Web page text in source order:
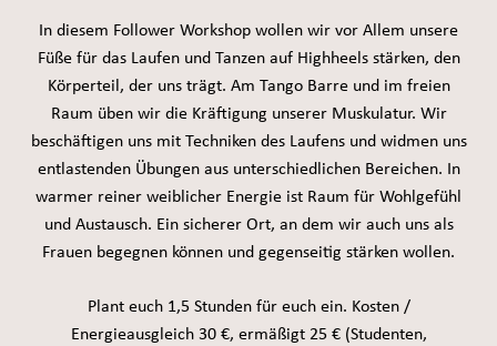
In diesem Follower Workshop wollen wir vor Allem unsere
Füße für das Laufen und Tanzen auf Highheels stärken, den
Körperteil, der uns trägt. Am Tango Barre und im freien
Raum üben wir die Kräftigung unserer Muskulatur. Wir
beschäftigen uns mit Techniken des Laufens und widmen uns
entlastenden Übungen aus unterschiedlichen Bereichen. In
warmer reiner weiblicher Energie ist Raum für Wohlgefühl
und Austausch. Ein sicherer Ort, an dem wir auch uns als
Frauen begegnen können und gegenseitig stärken wollen.
Plant euch 1,5 Stunden für euch ein. Kosten /
Energieausgleich 30 €, ermäßigt 25 € (Studenten,